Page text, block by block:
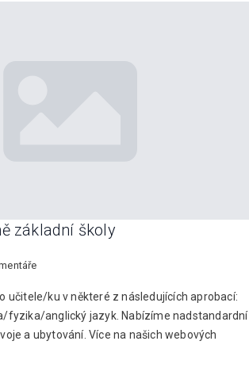
základní školy
učitele/ku v některé z následujících aprobací:
fyzika/anglický jazyk. Nabízíme nadstandardní
a ubytování. Více na našich webových